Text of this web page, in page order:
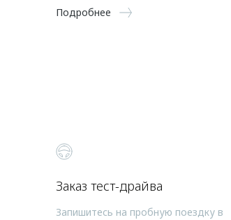
Подробнее
Заказ тест-драйва
Запишитесь на пробную поездку в